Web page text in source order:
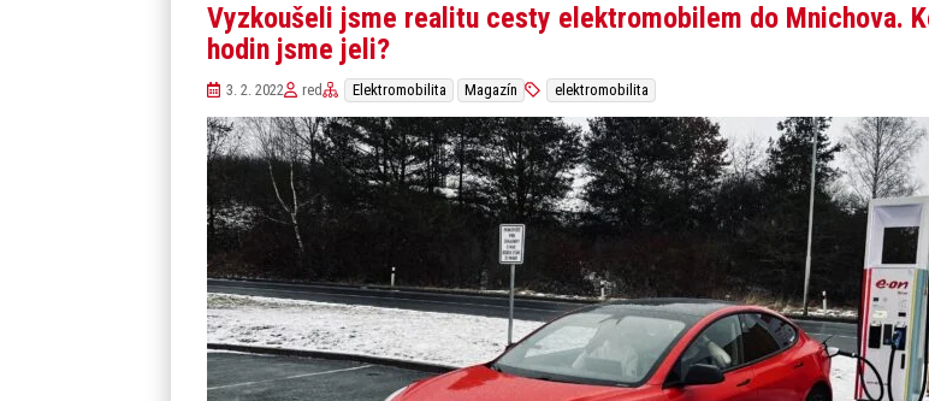
Vyzkoušeli jsme realitu cesty elektromobilem do Mnichova.
hodin jsme jeli?
3. 2. 2022 red Elektromobilita Magazín elektromobilita